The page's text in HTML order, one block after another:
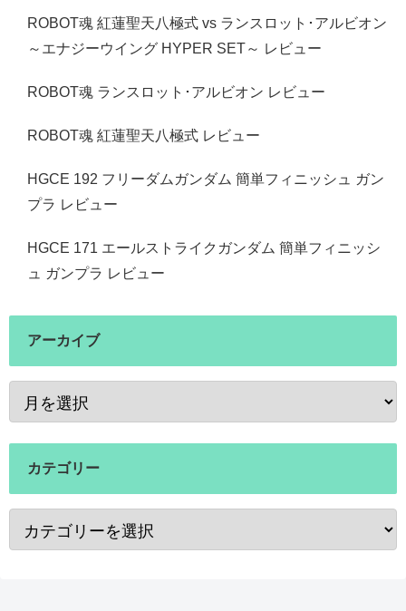
ROBOT魂 紅蓮聖天八極式 vs ランスロット･アルビオン
～エナジーウイング HYPER SET～ レビュー
ROBOT魂 ランスロット･アルビオン レビュー
ROBOT魂 紅蓮聖天八極式 レビュー
HGCE 192 フリーダムガンダム 簡単フィニッシュ ガン
プラ レビュー
HGCE 171 エールストライクガンダム 簡単フィニッシ
ュ ガンプラ レビュー
アーカイブ
カテゴリー